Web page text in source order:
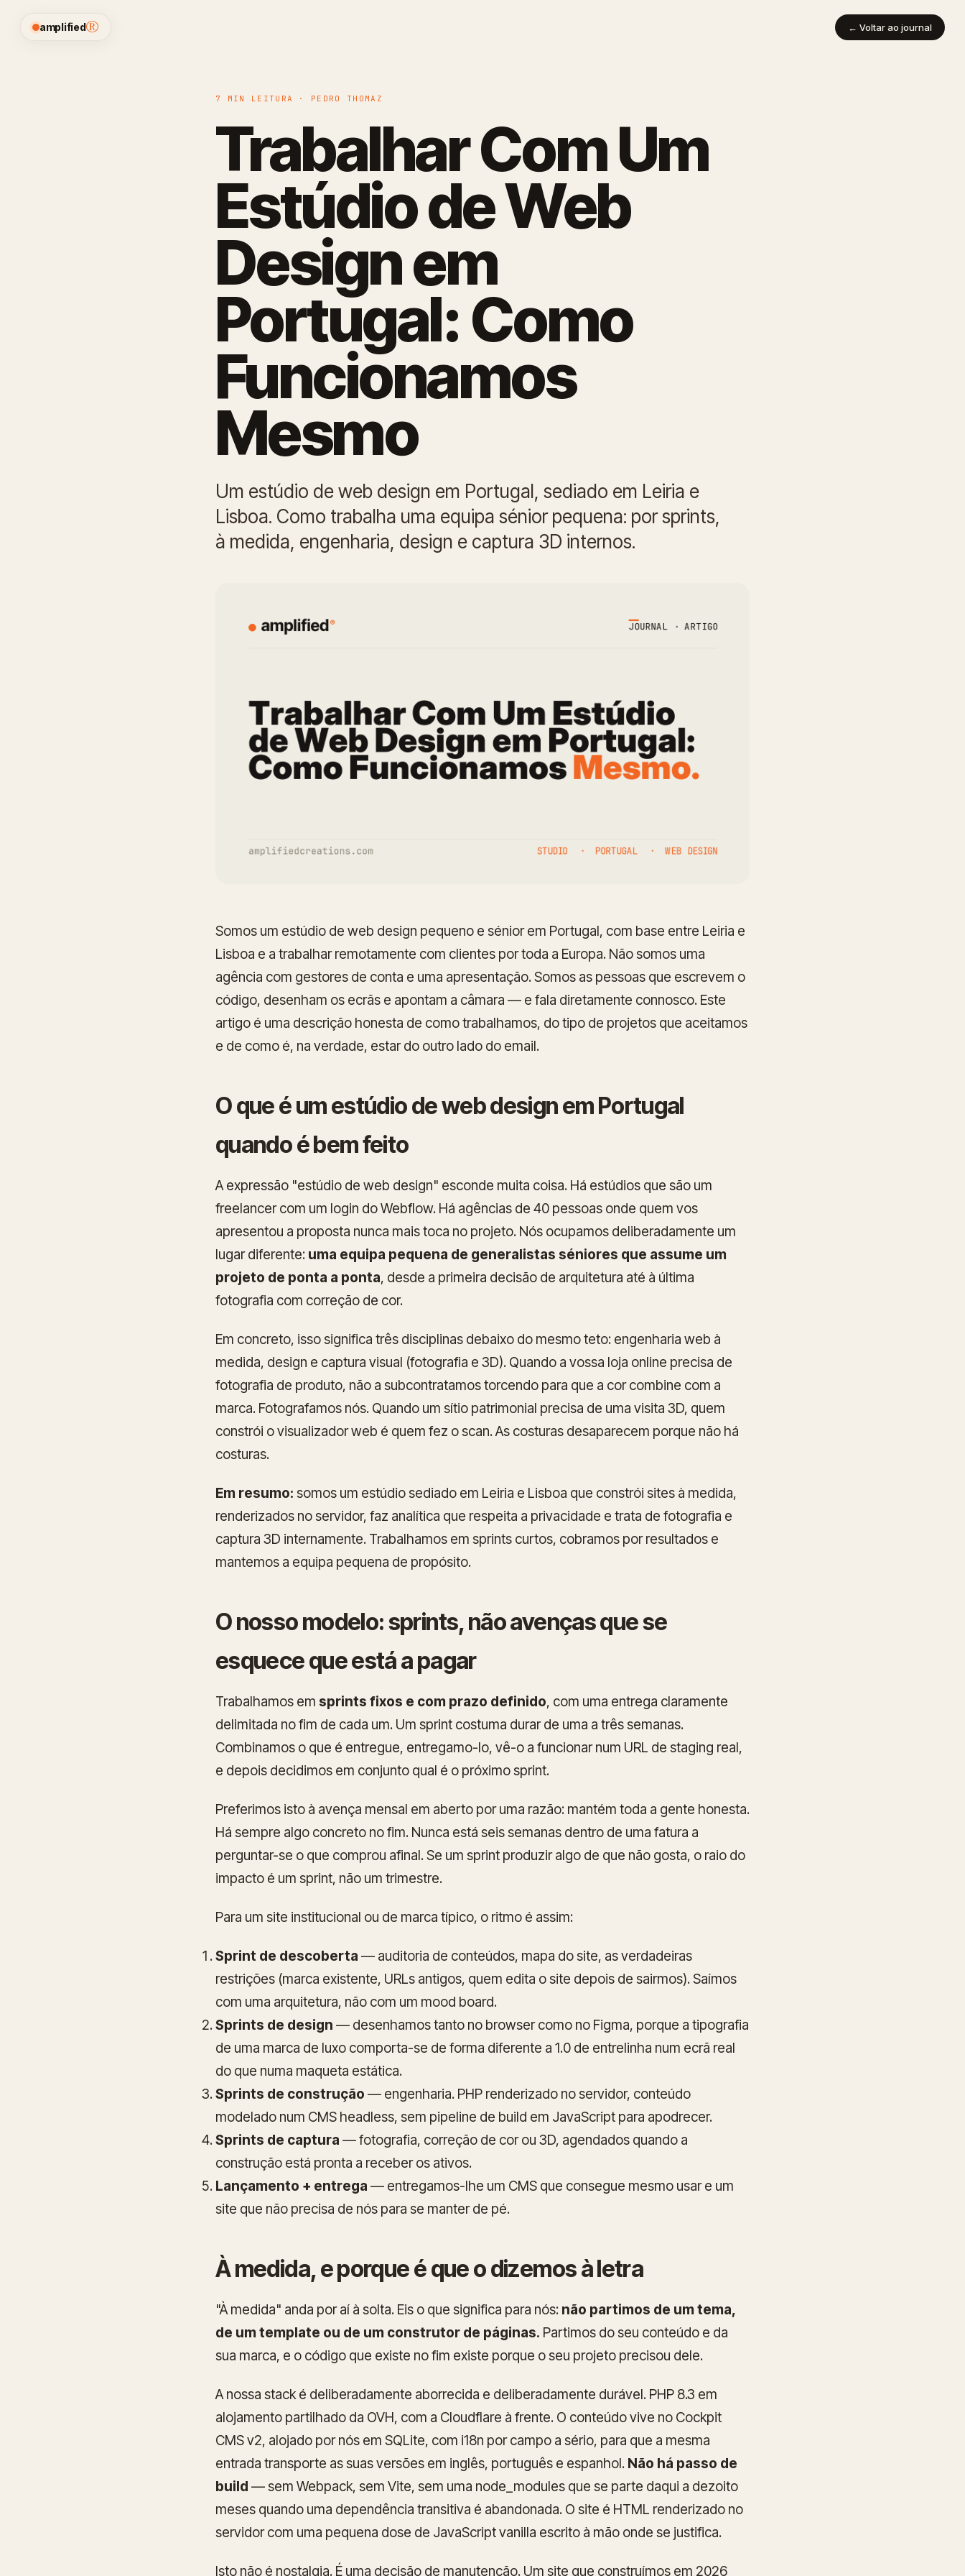
amplified® ← Voltar ao journal
7 MIN LEITURA · PEDRO THOMAZ
Trabalhar Com Um
Estúdio de Web
Design em
Portugal: Como
Funcionamos
Mesmo
Um estúdio de web design em Portugal, sediado em Leiria e
Lisboa. Como trabalha uma equipa sénior pequena: por sprints,
à medida, engenharia, design e captura 3D internos.
Somos um estúdio de web design pequeno e sénior em Portugal, com base entre Leiria e
Lisboa e a trabalhar remotamente com clientes por toda a Europa. Não somos uma
agência com gestores de conta e uma apresentação. Somos as pessoas que escrevem o
código, desenham os ecrãs e apontam a câmara — e fala diretamente connosco. Este
artigo é uma descrição honesta de como trabalhamos, do tipo de projetos que aceitamos
e de como é, na verdade, estar do outro lado do email.
O que é um estúdio de web design em Portugal
quando é bem feito
A expressão "estúdio de web design" esconde muita coisa. Há estúdios que são um
freelancer com um login do Webflow. Há agências de 40 pessoas onde quem vos
apresentou a proposta nunca mais toca no projeto. Nós ocupamos deliberadamente um
lugar diferente: uma equipa pequena de generalistas séniores que assume um
projeto de ponta a ponta, desde a primeira decisão de arquitetura até à última
fotografia com correção de cor.
Em concreto, isso significa três disciplinas debaixo do mesmo teto: engenharia web à
medida, design e captura visual (fotografia e 3D). Quando a vossa loja online precisa de
fotografia de produto, não a subcontratamos torcendo para que a cor combine com a
marca. Fotografamos nós. Quando um sítio patrimonial precisa de uma visita 3D, quem
constrói o visualizador web é quem fez o scan. As costuras desaparecem porque não há
costuras.
Em resumo: somos um estúdio sediado em Leiria e Lisboa que constrói sites à medida,
renderizados no servidor, faz analítica que respeita a privacidade e trata de fotografia e
captura 3D internamente. Trabalhamos em sprints curtos, cobramos por resultados e
mantemos a equipa pequena de propósito.
O nosso modelo: sprints, não avenças que se
esquece que está a pagar
Trabalhamos em sprints fixos e com prazo definido, com uma entrega claramente
delimitada no fim de cada um. Um sprint costuma durar de uma a três semanas.
Combinamos o que é entregue, entregamo-lo, vê-o a funcionar num URL de staging real,
e depois decidimos em conjunto qual é o próximo sprint.
Preferimos isto à avença mensal em aberto por uma razão: mantém toda a gente honesta.
Há sempre algo concreto no fim. Nunca está seis semanas dentro de uma fatura a
perguntar-se o que comprou afinal. Se um sprint produzir algo de que não gosta, o raio do
impacto é um sprint, não um trimestre.
Para um site institucional ou de marca típico, o ritmo é assim:
Sprint de descoberta — auditoria de conteúdos, mapa do site, as verdadeiras
restrições (marca existente, URLs antigos, quem edita o site depois de sairmos). Saímos
com uma arquitetura, não com um mood board.
Sprints de design — desenhamos tanto no browser como no Figma, porque a tipografia
de uma marca de luxo comporta-se de forma diferente a 1.0 de entrelinha num ecrã real
do que numa maqueta estática.
Sprints de construção — engenharia. PHP renderizado no servidor, conteúdo
modelado num CMS headless, sem pipeline de build em JavaScript para apodrecer.
Sprints de captura — fotografia, correção de cor ou 3D, agendados quando a
construção está pronta a receber os ativos.
Lançamento + entrega — entregamos-lhe um CMS que consegue mesmo usar e um
site que não precisa de nós para se manter de pé.
À medida, e porque é que o dizemos à letra
"À medida" anda por aí à solta. Eis o que significa para nós: não partimos de um tema,
de um template ou de um construtor de páginas. Partimos do seu conteúdo e da
sua marca, e o código que existe no fim existe porque o seu projeto precisou dele.
A nossa stack é deliberadamente aborrecida e deliberadamente durável. PHP 8.3 em
alojamento partilhado da OVH, com a Cloudflare à frente. O conteúdo vive no Cockpit
CMS v2, alojado por nós em SQLite, com i18n por campo a sério, para que a mesma
entrada transporte as suas versões em inglês, português e espanhol. Não há passo de
build — sem Webpack, sem Vite, sem uma node_modules que se parte daqui a dezoito
meses quando uma dependência transitiva é abandonada. O site é HTML renderizado no
servidor com uma pequena dose de JavaScript vanilla escrito à mão onde se justifica.
Isto não é nostalgia. É uma decisão de manutenção. Um site que construímos em 2026